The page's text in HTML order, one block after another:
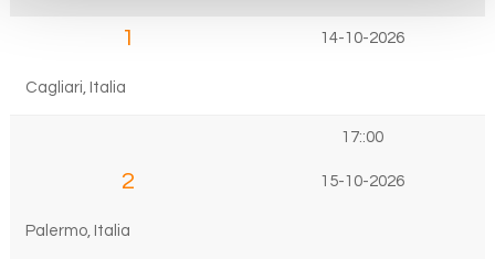
1 14-10-2026
Cagliari, Italia
17::00
2 15-10-2026
Palermo, Italia